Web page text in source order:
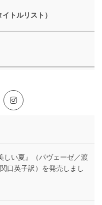
トルリスト）
しい夏』（パヴェーゼ／渡
口英子訳）を発売しまし